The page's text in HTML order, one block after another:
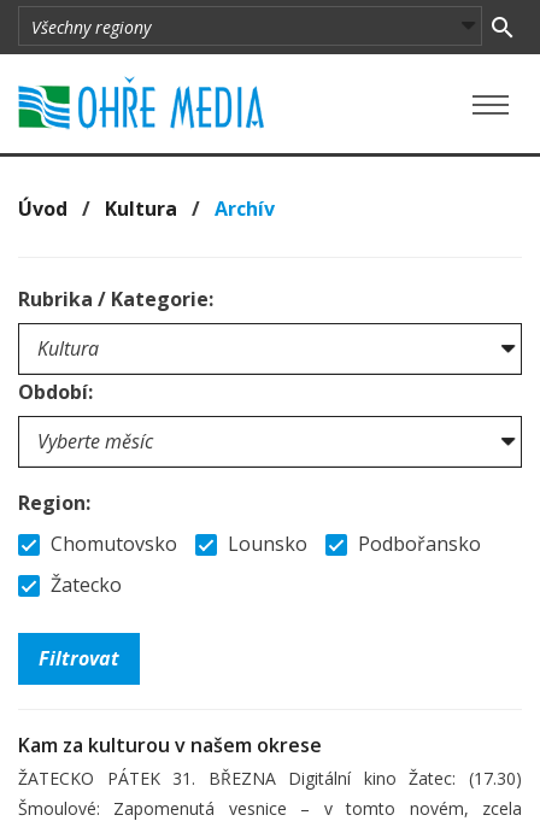
Úvod / Kultura / Archív
Rubrika / Kategorie:
Období:
Region:
Chomutovsko
Lounsko
Podbořansko
Žatecko
Kam za kulturou v našem okrese
ŽATECKO PÁTEK 31. BŘEZNA Digitální kino Žatec: (17.30)
Šmoulové: Zapomenutá vesnice – v tomto novém, zcela